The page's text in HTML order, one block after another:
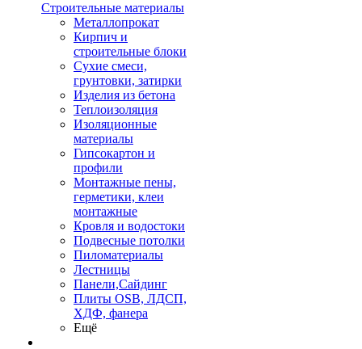
Строительные материалы
Металлопрокат
Кирпич и
строительные блоки
Сухие смеси,
грунтовки, затирки
Изделия из бетона
Теплоизоляция
Изоляционные
материалы
Гипсокартон и
профили
Монтажные пены,
герметики, клеи
монтажные
Кровля и водостоки
Подвесные потолки
Пиломатериалы
Лестницы
Панели,Сайдинг
Плиты OSB, ЛДСП,
ХДФ, фанера
Ещё